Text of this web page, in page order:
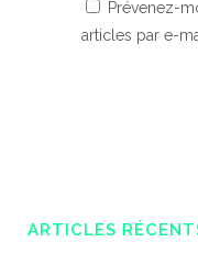
Prévenez-
articles par e-
ARTICLES